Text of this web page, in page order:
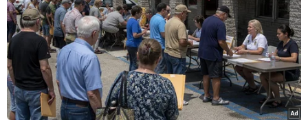
quy hoạch, thành phố sẽ tạo ra trung bình 6-7m2
cây xanh/người nhưng hiện chỉ mới đạt 0,5m2 cây
xanh/người, tỷ lệ này là quá thấp.